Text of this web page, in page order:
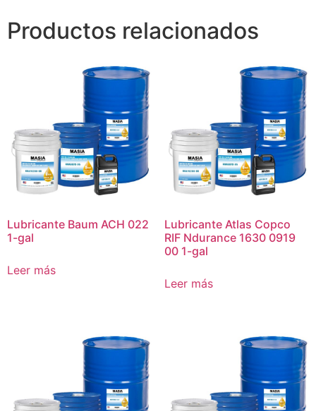
Productos relacionados
Lubricante Baum ACH 022
1-gal
Leer más
Lubricante Atlas Copco
RIF Ndurance 1630 0919
00 1-gal
Leer más